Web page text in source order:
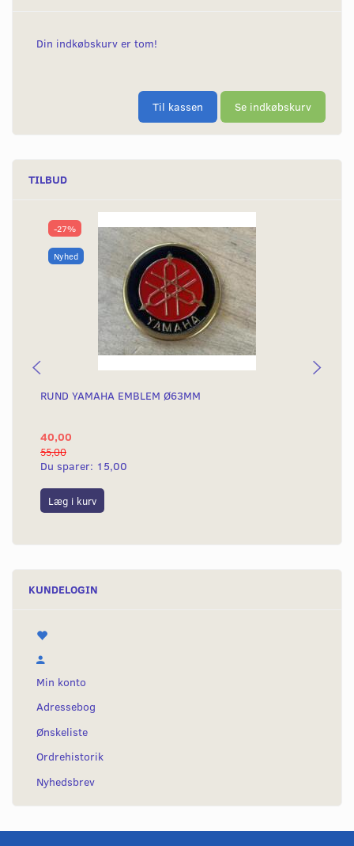
Din indkøbskurv er tom!
Til kassen Se indkøbskurv
TILBUD
-27%
Nyhed
RUND YAMAHA EMBLEM Ø63MM
40,00
55,00
Du sparer: 15,00
Læg i kurv
KUNDELOGIN
Min konto
Adressebog
Ønskeliste
Ordrehistorik
Nyhedsbrev